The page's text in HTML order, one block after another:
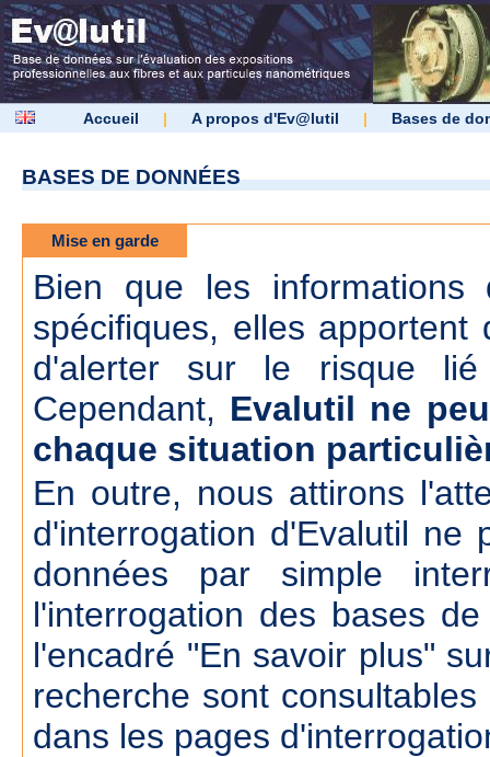
Accueil | A propos d'Ev@lutil | Bases de
BASES DE DONNÉES
Mise en garde
Bien que les informations
spécifiques, elles
d'alerter sur le risque
Cependant, Evalutil ne
chaque situation
En outre, nous attirons
d'interrogation d'Evalutil ne
données par simple
l'interrogation des bases
l'encadré "En savoir plus"
recherche sont
dans les pages